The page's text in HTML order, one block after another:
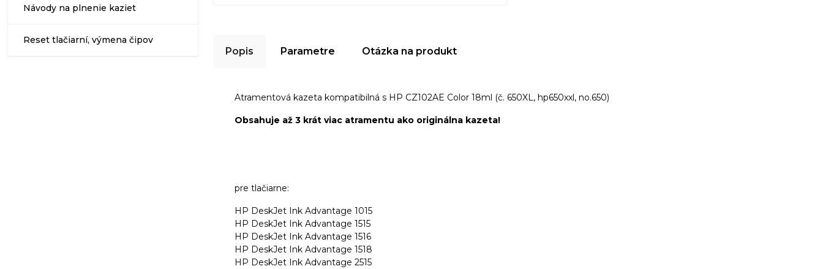
Návody na plnenie kaziet
Reset tlačiarní, výmena čipov
Popis Parametre Otázka na produkt
Atramentová kazeta kompatibilná s HP CZ102AE Color 18ml (č. 650XL, hp650xxl, no.650)
Obsahuje až 3 krát viac atramentu ako originálna kazeta!
pre tlačiarne:
HP DeskJet Ink Advantage 1015
HP DeskJet Ink Advantage 1515
HP DeskJet Ink Advantage 1516
HP DeskJet Ink Advantage 1518
HP DeskJet Ink Advantage 2515